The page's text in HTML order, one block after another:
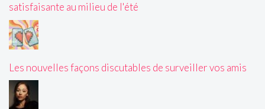
satisfaisante au milieu de l'été
Les nouvelles façons discutables de surveiller vos amis